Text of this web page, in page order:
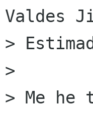
Valdes
>
>
> Me he